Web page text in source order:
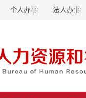
个人办事 法人办事